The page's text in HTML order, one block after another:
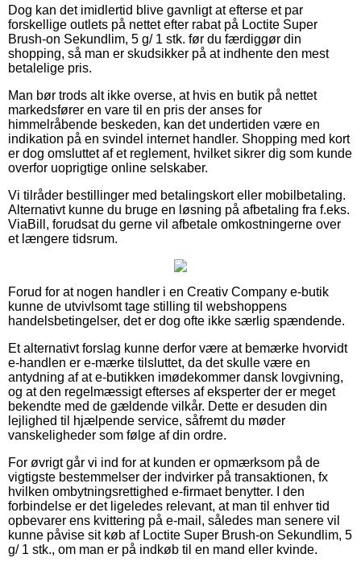
Dog kan det imidlertid blive gavnligt at efterse et par
forskellige outlets på nettet efter rabat på Loctite Super
Brush-on Sekundlim, 5 g/ 1 stk. før du færdiggør din
shopping, så man er skudsikker på at indhente den mest
betalelige pris.
Man bør trods alt ikke overse, at hvis en butik på nettet
markedsfører en vare til en pris der anses for
himmelråbende beskeden, kan det undertiden være en
indikation på en svindel internet handler. Shopping med kort
er dog omsluttet af et reglement, hvilket sikrer dig som kunde
overfor uoprigtige online selskaber.
Vi tilråder bestillinger med betalingskort eller mobilbetaling.
Alternativt kunne du bruge en løsning på afbetaling fra f.eks.
ViaBill, forudsat du gerne vil afbetale omkostningerne over
et længere tidsrum.
Forud for at nogen handler i en Creativ Company e-butik
kunne de utvivlsomt tage stilling til webshoppens
handelsbetingelser, det er dog ofte ikke særlig spændende.
Et alternativt forslag kunne derfor være at bemærke hvorvidt
e-handlen er e-mærke tilsluttet, da det skulle være en
antydning af at e-butikken imødekommer dansk lovgivning,
og at den regelmæssigt efterses af eksperter der er meget
bekendte med de gældende vilkår. Dette er desuden din
lejlighed til hjælpende service, såfremt du møder
vanskeligheder som følge af din ordre.
For øvrigt går vi ind for at kunden er opmærksom på de
vigtigste bestemmelser der indvirker på transaktionen, fx
hvilken ombytningsrettighed e-firmaet benytter. I den
forbindelse er det ligeledes relevant, at man til enhver tid
opbevarer ens kvittering på e-mail, således man senere vil
kunne påvise sit køb af Loctite Super Brush-on Sekundlim, 5
g/ 1 stk., om man er på indkøb til en mand eller kvinde.